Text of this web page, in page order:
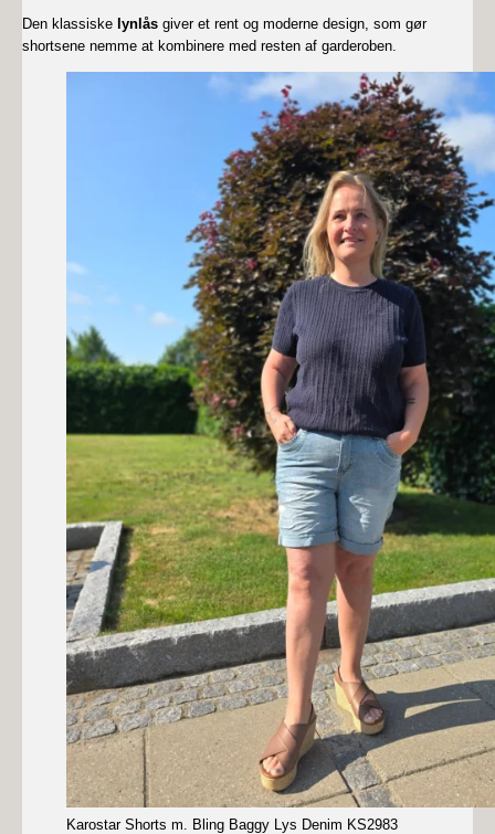
Den klassiske lynlås giver et rent og moderne design, som gør
shortsene nemme at kombinere med resten af garderoben.
Karostar Shorts m. Bling Baggy Lys Denim KS2983